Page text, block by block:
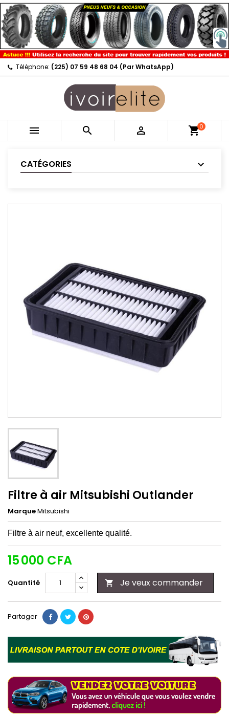
Téléphone: (225) 07 59 48 68 04 (Par WhatsApp)
   shopping_cart0
CATÉGORIES
Filtre à air Mitsubishi Outlander
MarqueMitsubishi
Filtre à air neuf, excellente qualité.
15 000 CFA
Quantité  Je veux commander
Partager